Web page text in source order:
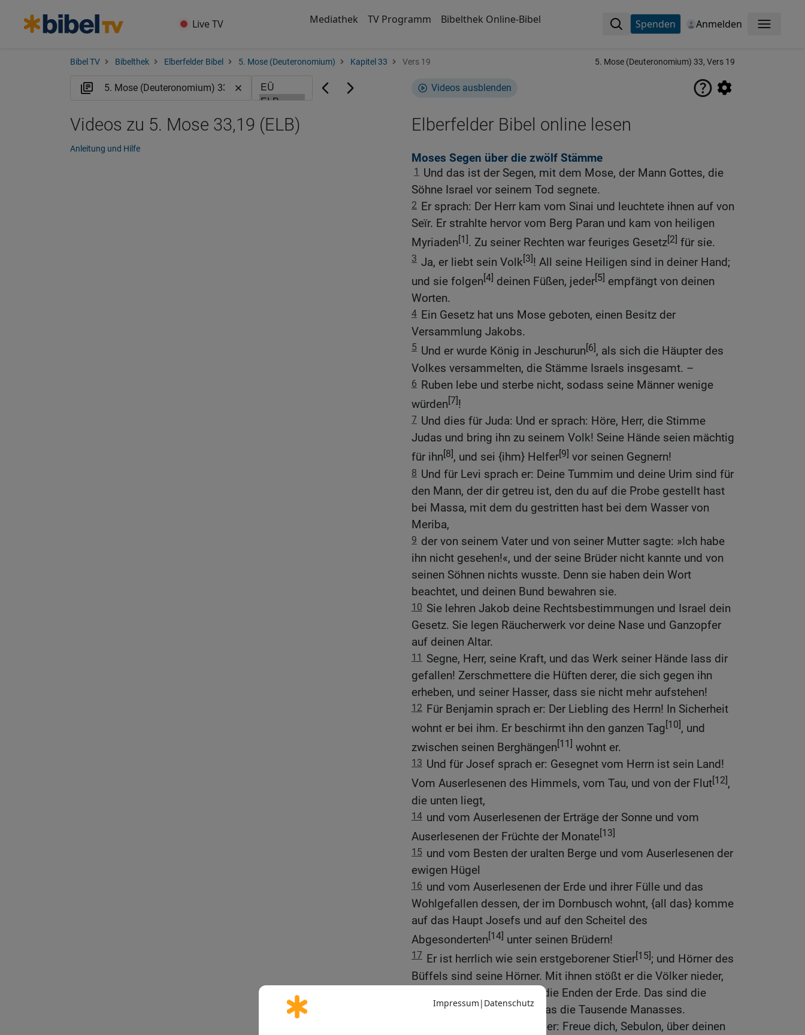
Live TV Mediathek TV Programm Bibelthek Online-Bibel Spenden Anmelden Menü
Bibel TV Bibelthek Elberfelder Bibel 5. Mose (Deuteronomium) Kapitel 33 Vers 19 5. Mose (Deuteronomium) 33, Vers 19
Videos ausblenden
Elberfelder Bibel online lesen
Moses Segen über die zwölf Stämme
1
Und das ist der Segen, mit dem Mose, der Mann Gottes, die
Söhne Israel vor seinem Tod segnete.
2 Er sprach: Der Herr kam vom Sinai und leuchtete ihnen auf von
Seïr. Er strahlte hervor vom Berg Paran und kam von heiligen
Myriaden[1]. Zu seiner Rechten war feuriges Gesetz[2] für sie.
3 Ja, er liebt sein Volk[3]! All seine Heiligen sind in deiner Hand;
und sie folgen[4] deinen Füßen, jeder[5] empfängt von deinen
Worten.
4 Ein Gesetz hat uns Mose geboten, einen Besitz der
Versammlung Jakobs.
5 Und er wurde König in Jeschurun[6], als sich die Häupter des
Volkes versammelten, die Stämme Israels insgesamt. –
6 Ruben lebe und sterbe nicht, sodass seine Männer wenige
würden[7]!
7 Und dies für Juda: Und er sprach: Höre, Herr, die Stimme
Judas und bring ihn zu seinem Volk! Seine Hände seien mächtig
für ihn[8], und sei {ihm} Helfer[9] vor seinen Gegnern!
8 Und für Levi sprach er: Deine Tummim und deine Urim sind für
den Mann, der dir getreu ist, den du auf die Probe gestellt hast
bei Massa, mit dem du gestritten hast bei dem Wasser von
Meriba,
9 der von seinem Vater und von seiner Mutter sagte: »Ich habe
ihn nicht gesehen!«, und der seine Brüder nicht kannte und von
seinen Söhnen nichts wusste. Denn sie haben dein Wort
beachtet, und deinen Bund bewahren sie.
10 Sie lehren Jakob deine Rechtsbestimmungen und Israel dein
Gesetz. Sie legen Räucherwerk vor deine Nase und Ganzopfer
auf deinen Altar.
11 Segne, Herr, seine Kraft, und das Werk seiner Hände lass dir
gefallen! Zerschmettere die Hüften derer, die sich gegen ihn
erheben, und seiner Hasser, dass sie nicht mehr aufstehen!
12 Für Benjamin sprach er: Der Liebling des Herrn! In Sicherheit
wohnt er bei ihm. Er beschirmt ihn den ganzen Tag[10], und
zwischen seinen Berghängen[11] wohnt er.
13 Und für Josef sprach er: Gesegnet vom Herrn ist sein Land!
Vom Auserlesenen des Himmels, vom Tau, und von der Flut[12],
die unten liegt,
14 und vom Auserlesenen der Erträge der Sonne und vom
Auserlesenen der Früchte der Monate[13]
15 und vom Besten der uralten Berge und vom Auserlesenen der
ewigen Hügel
16 und vom Auserlesenen der Erde und ihrer Fülle und das
Wohlgefallen dessen, der im Dornbusch wohnt, {all das} komme
auf das Haupt Josefs und auf den Scheitel des
Abgesonderten[14] unter seinen Brüdern!
17 Er ist herrlich wie sein erstgeborener Stier[15]; und Hörner des
Büffels sind seine Hörner. Mit ihnen stößt er die Völker nieder,
{alle} miteinander {bis an} die Enden der Erde. Das sind die
Zehntausende Ephraims, das die Tausende Manasses.
Und für Sebulon sprach er: Freue dich, Sebulon, über deinen
Videos zu 5. Mose 33,19 (ELB)
Anleitung und Hilfe